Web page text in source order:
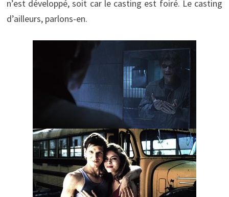
n’est développé, soit car le casting est foiré. Le casting
d’ailleurs, parlons-en.